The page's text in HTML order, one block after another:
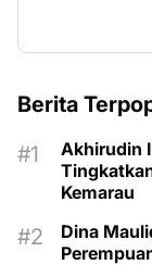
Berita
Akhirudin
Kemarau
Dina